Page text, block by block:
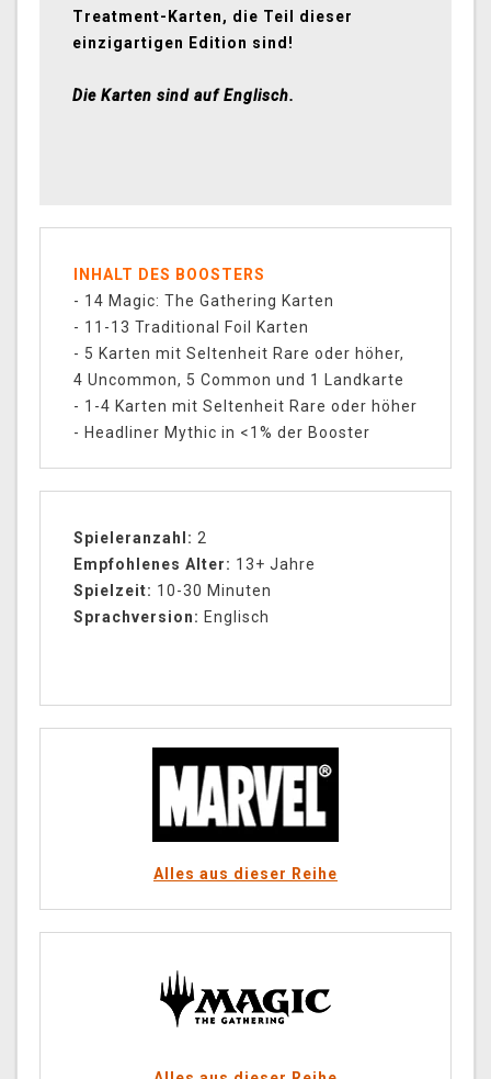
Treatment-Karten, die Teil dieser
einzigartigen Edition sind!
Die Karten sind auf Englisch.
INHALT DES BOOSTERS
- 14 Magic: The Gathering Karten
- 11-13 Traditional Foil Karten
- 5 Karten mit Seltenheit Rare oder höher,
4 Uncommon, 5 Common und 1 Landkarte
- 1-4 Karten mit Seltenheit Rare oder höher
- Headliner Mythic in <1% der Booster
Spieleranzahl: 2
Empfohlenes Alter: 13+ Jahre
Spielzeit: 10-30 Minuten
Sprachversion: Englisch
Alles aus dieser Reihe